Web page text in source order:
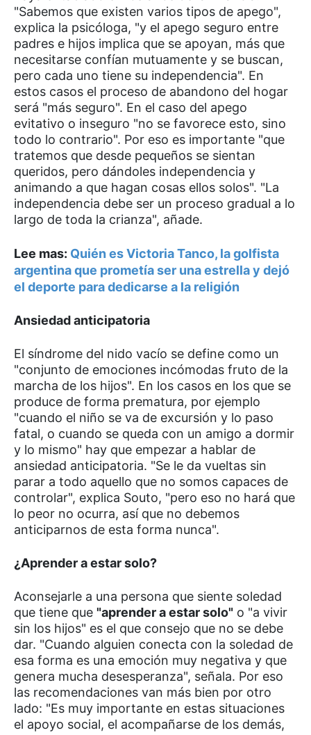
"Sabemos que existen varios tipos de apego",
explica la psicóloga, "y el apego seguro entre
padres e hijos implica que se apoyan, más que
necesitarse confían mutuamente y se buscan,
pero cada uno tiene su independencia". En
estos casos el proceso de abandono del hogar
será "más seguro". En el caso del apego
evitativo o inseguro "no se favorece esto, sino
todo lo contrario". Por eso es importante "que
tratemos que desde pequeños se sientan
queridos, pero dándoles independencia y
animando a que hagan cosas ellos solos". "La
independencia debe ser un proceso gradual a lo
largo de toda la crianza", añade.
Lee mas: Quién es Victoria Tanco, la golfista
argentina que prometía ser una estrella y dejó
el deporte para dedicarse a la religión
Ansiedad anticipatoria
El síndrome del nido vacío se define como un
"conjunto de emociones incómodas fruto de la
marcha de los hijos". En los casos en los que se
produce de forma prematura, por ejemplo
"cuando el niño se va de excursión y lo paso
fatal, o cuando se queda con un amigo a dormir
y lo mismo" hay que empezar a hablar de
ansiedad anticipatoria. "Se le da vueltas sin
parar a todo aquello que no somos capaces de
controlar", explica Souto, "pero eso no hará que
lo peor no ocurra, así que no debemos
anticiparnos de esta forma nunca".
¿Aprender a estar solo?
Aconsejarle a una persona que siente soledad
que tiene que "aprender a estar solo" o "a vivir
sin los hijos" es el que consejo que no se debe
dar. "Cuando alguien conecta con la soledad de
esa forma es una emoción muy negativa y que
genera mucha desesperanza", señala. Por eso
las recomendaciones van más bien por otro
lado: "Es muy importante en estas situaciones
el apoyo social, el acompañarse de los demás,